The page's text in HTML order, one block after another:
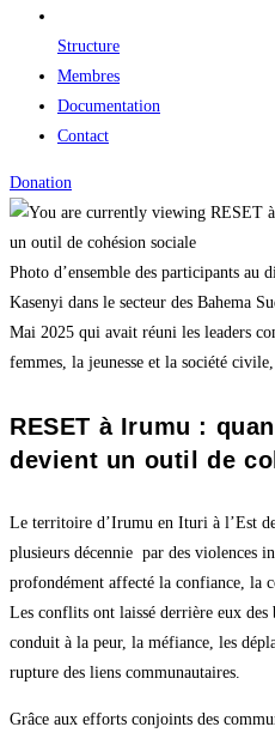
Structure
Membres
Documentation
Contact
Donation
Photo d’ensemble des participants
Kasenyi dans le secteur des Bahema
Mai 2025 qui avait réuni les leaders
femmes, la jeunesse et la société
RESET à Irumu :
devient un outil de
Le territoire d’Irumu en Ituri à l’Est
plusieurs décennie par des violences
profondément affecté la confiance, la
Les conflits ont laissé derrière eux
conduit à la peur, la méfiance, les
rupture des liens communautaires.
Grâce aux efforts conjoints des